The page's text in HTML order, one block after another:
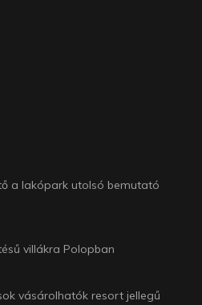
a lakópark utolsó bemutató
villákra Polopban
vásárolhatók resort jellegű